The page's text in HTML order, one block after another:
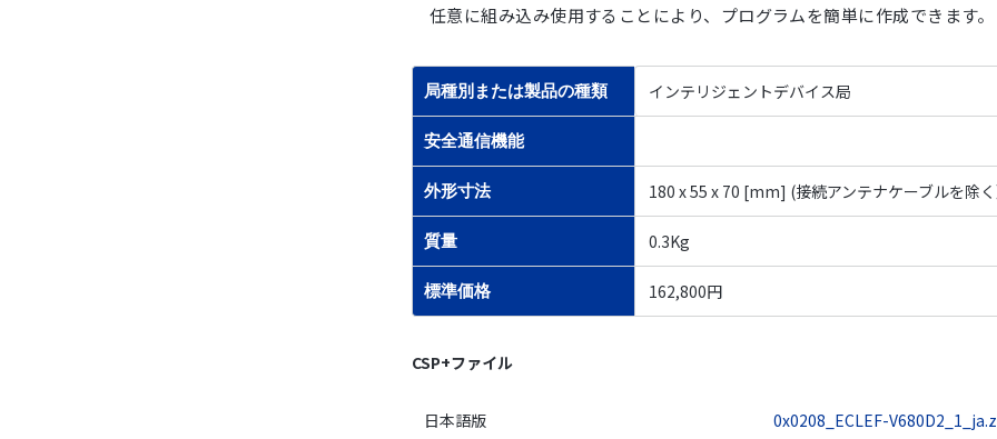
任意に組み込み使用することにより、プログラムを簡単に作成できます。
局種別または製品の種類 インテリジェントデバイス局
安全通信機能
外形寸法 180 x 55 x 70 [mm] (接続アンテナケーブルを除く
質量 0.3Kg
標準価格 162,800円
CSP+ファイル
日本語版 0x0208_ECLEF-